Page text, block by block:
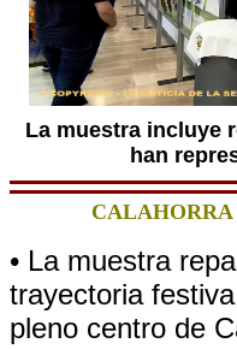
La muestra incluye
han
• La muestra
trayectoria
pleno centro de